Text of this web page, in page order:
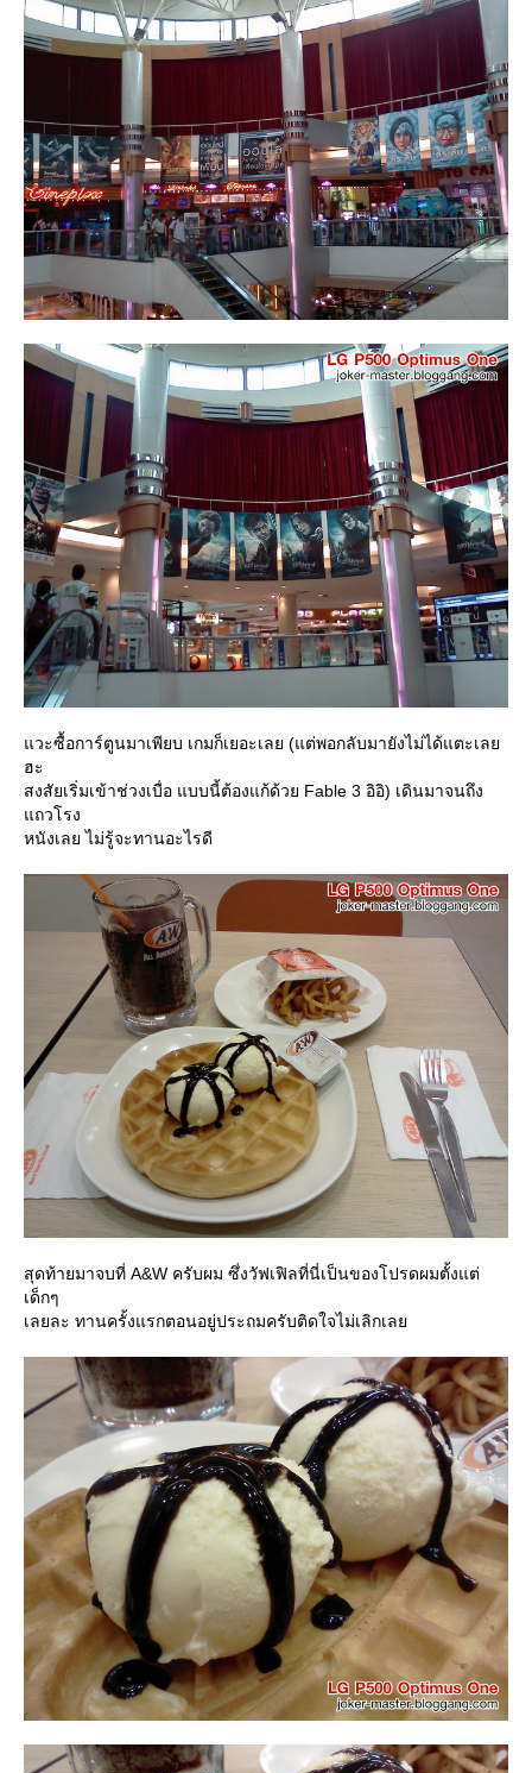
วะซื้อการ์ตูนมาเพียบ เกมก็เยอะเลย (แต่พอกลับมายังไม่ได้แตะเล
ฮะ
สงสัยเริ่มเข้าช่วงเบื่อ แบบนี้ต้องแก้ด้วย Fable 3 อิอิ) เดินมาจนถึง
ถวโรง
หนังเลย ไม่รู้จะทานอะไรดี
สุดท้ายมาจบที่ A&W ครับผม ซึ่งวัฟเฟิลที่นี่เป็นของโปรดผมตั้งแต่
เด็กๆ
เลยละ ทานครั้งแรกตอนอยู่ประถมครับติดใจไม่เลิกเล